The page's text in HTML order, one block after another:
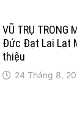
VŨ TRỤ TRONG
Đức Đạt Lai Lạt
thiệu
24 Tháng 8,